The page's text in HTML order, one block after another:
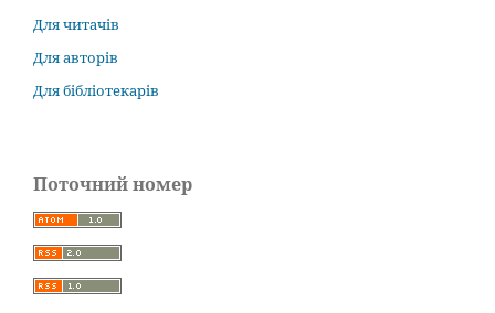
Для читачів
Для авторів
Для бібліотекарів
Поточний номер